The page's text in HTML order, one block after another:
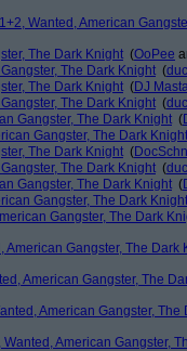
Wanted, American
The Dark Knight (OoPee
The Dark Knight (
The Dark Knight (DJ
The Dark Knight (
Gangster, The Dark Knight (
Gangster, The Dark Knight
The Dark Knight (
The Dark Knight (
Gangster, The Dark Knight (
Gangster, The Dark Knight
Gangster, The Dark
American Gangster, The Dark
American Gangster, The
American Gangster, The
American Gangster,